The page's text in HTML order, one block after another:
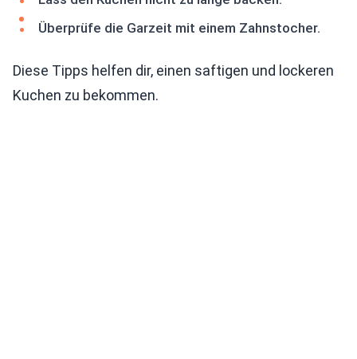
Überprüfe die Garzeit mit einem Zahnstocher.
Diese Tipps helfen dir, einen saftigen und lockeren
Kuchen zu bekommen.